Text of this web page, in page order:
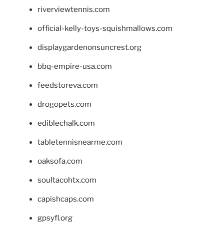
riverviewtennis.com
official-kelly-toys-squishmallows.com
displaygardenonsuncrest.org
bbq-empire-usa.com
feedstoreva.com
drogopets.com
ediblechalk.com
tabletennisnearme.com
oaksofa.com
soultacohtx.com
capishcaps.com
gpsyfl.org